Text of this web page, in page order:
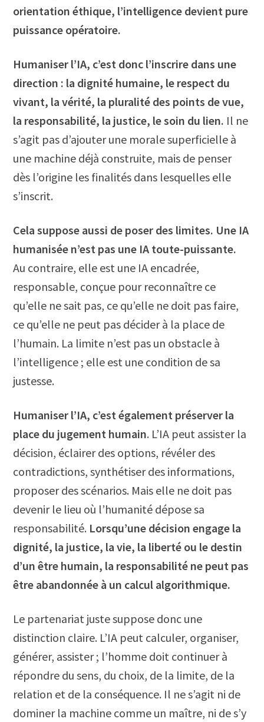
orientation éthique, l’intelligence devient pure
puissance opératoire.
Humaniser l’IA, c’est donc l’inscrire dans une
direction : la dignité humaine, le respect du
vivant, la vérité, la pluralité des points de vue,
la responsabilité, la justice, le soin du lien. Il ne
s’agit pas d’ajouter une morale superficielle à
une machine déjà construite, mais de penser
dès l’origine les finalités dans lesquelles elle
s’inscrit.
Cela suppose aussi de poser des limites. Une IA
humanisée n’est pas une IA toute-puissante.
Au contraire, elle est une IA encadrée,
responsable, conçue pour reconnaître ce
qu’elle ne sait pas, ce qu’elle ne doit pas faire,
ce qu’elle ne peut pas décider à la place de
l’humain. La limite n’est pas un obstacle à
l’intelligence ; elle est une condition de sa
justesse.
Humaniser l’IA, c’est également préserver la
place du jugement humain. L’IA peut assister la
décision, éclairer des options, révéler des
contradictions, synthétiser des informations,
proposer des scénarios. Mais elle ne doit pas
devenir le lieu où l’humanité dépose sa
responsabilité. Lorsqu’une décision engage la
dignité, la justice, la vie, la liberté ou le destin
d’un être humain, la responsabilité ne peut pas
être abandonnée à un calcul algorithmique.
Le partenariat juste suppose donc une
distinction claire. L’IA peut calculer, organiser,
générer, assister ; l’homme doit continuer à
répondre du sens, du choix, de la limite, de la
relation et de la conséquence. Il ne s’agit ni de
dominer la machine comme un maître, ni de s’y